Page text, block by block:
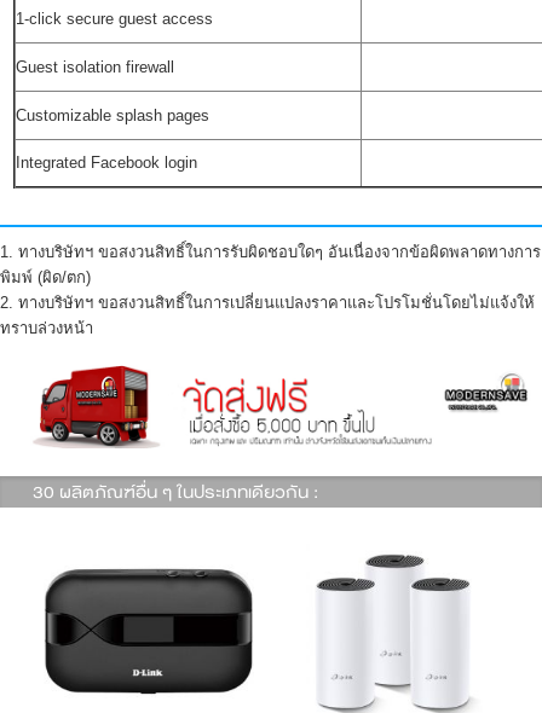
1-click secure guest access
Guest isolation firewall
Customizable splash pages
Integrated Facebook login
1. ทางบริษัทฯ ขอสงวนสิทธิ์ในการรับผิดชอบใดๆ อันเนื่องจากข้อผิดพลาดทางการ
พิมพ์ (ผิด/ตก)
2. ทางบริษัทฯ ขอสงวนสิทธิ์ในการเปลี่ยนแปลงราคาและโปรโมชั่นโดยไม่แจ้งให้
ทราบล่วงหน้า
30 ผลิตภัณฑ์อื่น ๆ ในประเภทเดียวกัน :